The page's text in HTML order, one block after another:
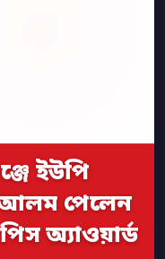
ইউপি
আলম পেলেন
অ্যাওয়ার্ড